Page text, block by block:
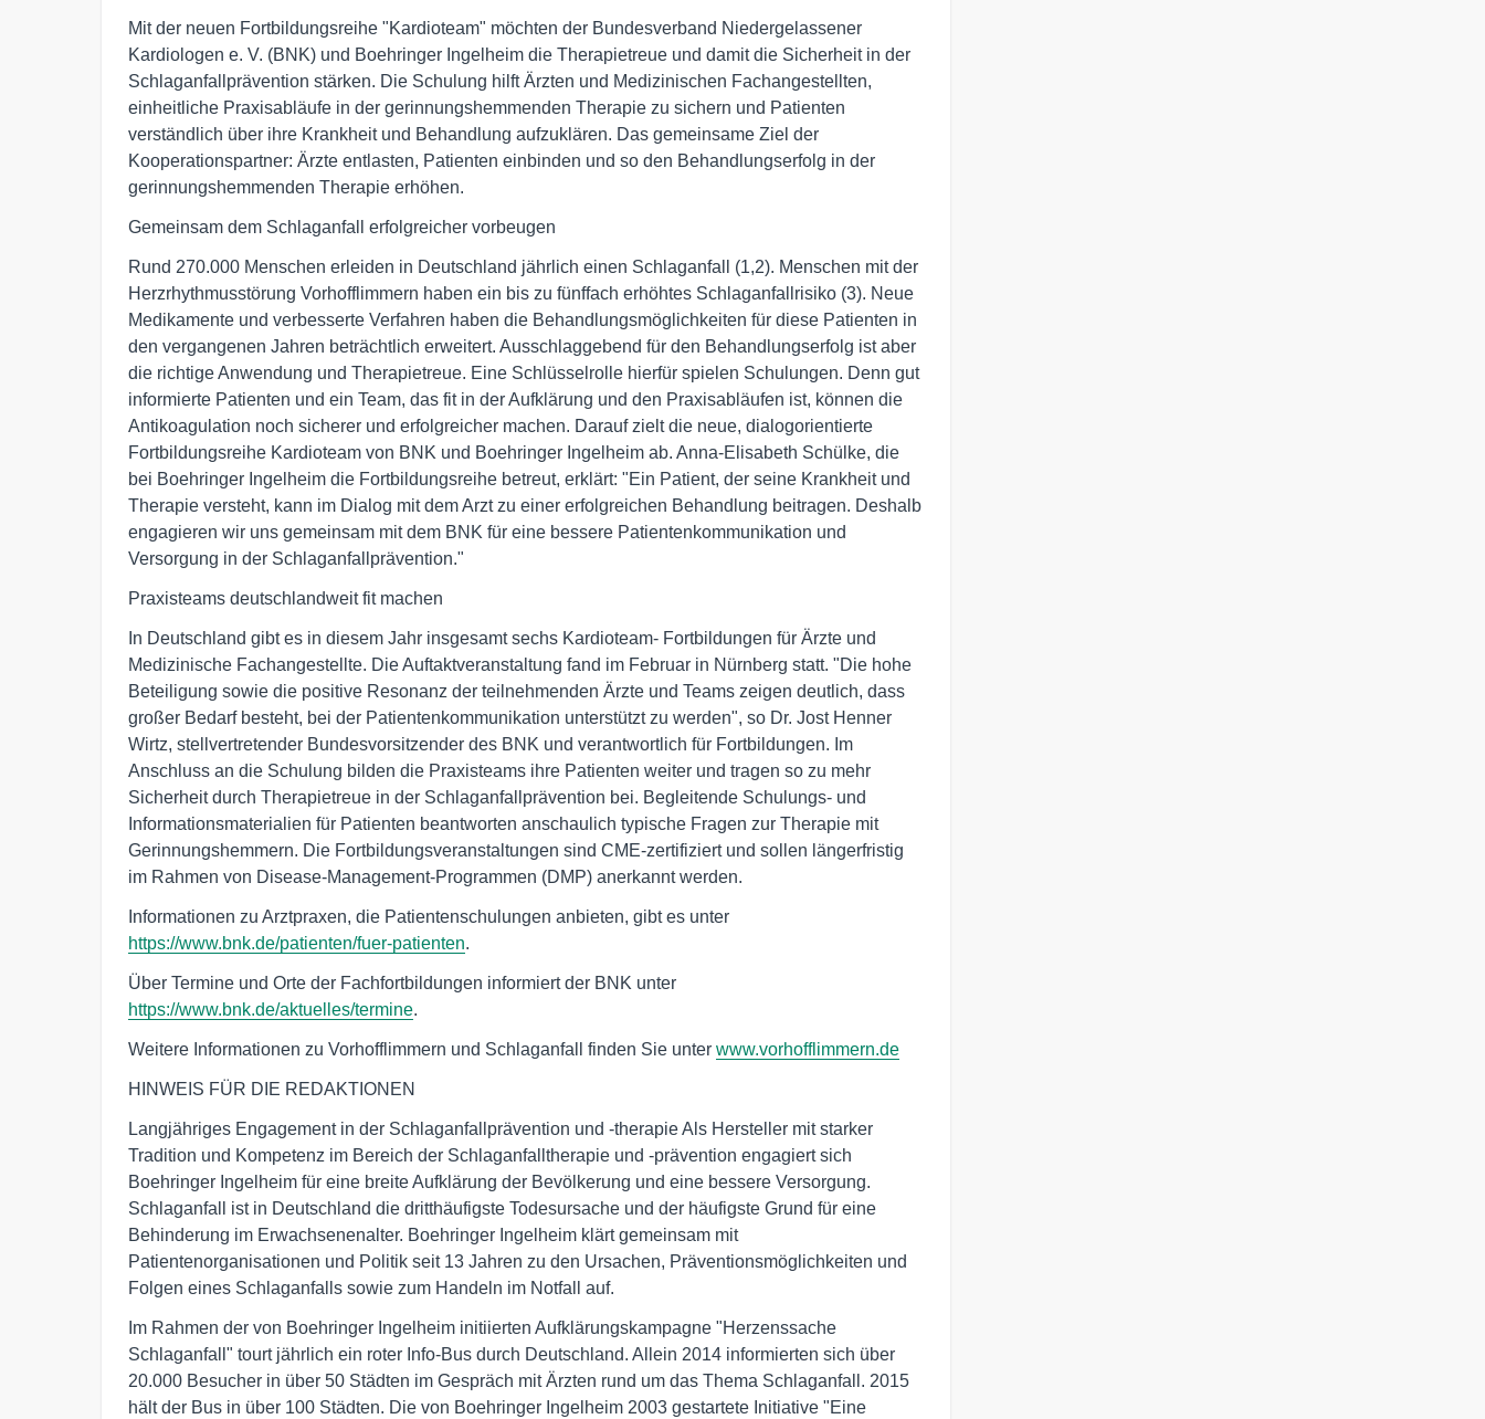
Mit der neuen Fortbildungsreihe "Kardioteam" möchten der Bundesverband Niedergelassener
Kardiologen e. V. (BNK) und Boehringer Ingelheim die Therapietreue und damit die Sicherheit in der
Schlaganfallprävention stärken. Die Schulung hilft Ärzten und Medizinischen Fachangestellten,
einheitliche Praxisabläufe in der gerinnungshemmenden Therapie zu sichern und Patienten
verständlich über ihre Krankheit und Behandlung aufzuklären. Das gemeinsame Ziel der
Kooperationspartner: Ärzte entlasten, Patienten einbinden und so den Behandlungserfolg in der
gerinnungshemmenden Therapie erhöhen.
Gemeinsam dem Schlaganfall erfolgreicher vorbeugen
Rund 270.000 Menschen erleiden in Deutschland jährlich einen Schlaganfall (1,2). Menschen mit der
Herzrhythmusstörung Vorhofflimmern haben ein bis zu fünffach erhöhtes Schlaganfallrisiko (3). Neue
Medikamente und verbesserte Verfahren haben die Behandlungsmöglichkeiten für diese Patienten in
den vergangenen Jahren beträchtlich erweitert. Ausschlaggebend für den Behandlungserfolg ist aber
die richtige Anwendung und Therapietreue. Eine Schlüsselrolle hierfür spielen Schulungen. Denn gut
informierte Patienten und ein Team, das fit in der Aufklärung und den Praxisabläufen ist, können die
Antikoagulation noch sicherer und erfolgreicher machen. Darauf zielt die neue, dialogorientierte
Fortbildungsreihe Kardioteam von BNK und Boehringer Ingelheim ab. Anna-Elisabeth Schülke, die
bei Boehringer Ingelheim die Fortbildungsreihe betreut, erklärt: "Ein Patient, der seine Krankheit und
Therapie versteht, kann im Dialog mit dem Arzt zu einer erfolgreichen Behandlung beitragen. Deshalb
engagieren wir uns gemeinsam mit dem BNK für eine bessere Patientenkommunikation und
Versorgung in der Schlaganfallprävention."
Praxisteams deutschlandweit fit machen
In Deutschland gibt es in diesem Jahr insgesamt sechs Kardioteam- Fortbildungen für Ärzte und
Medizinische Fachangestellte. Die Auftaktveranstaltung fand im Februar in Nürnberg statt. "Die hohe
Beteiligung sowie die positive Resonanz der teilnehmenden Ärzte und Teams zeigen deutlich, dass
großer Bedarf besteht, bei der Patientenkommunikation unterstützt zu werden", so Dr. Jost Henner
Wirtz, stellvertretender Bundesvorsitzender des BNK und verantwortlich für Fortbildungen. Im
Anschluss an die Schulung bilden die Praxisteams ihre Patienten weiter und tragen so zu mehr
Sicherheit durch Therapietreue in der Schlaganfallprävention bei. Begleitende Schulungs- und
Informationsmaterialien für Patienten beantworten anschaulich typische Fragen zur Therapie mit
Gerinnungshemmern. Die Fortbildungsveranstaltungen sind CME-zertifiziert und sollen längerfristig
im Rahmen von Disease-Management-Programmen (DMP) anerkannt werden.
Informationen zu Arztpraxen, die Patientenschulungen anbieten, gibt es unter
https://www.bnk.de/patienten/fuer-patienten.
Über Termine und Orte der Fachfortbildungen informiert der BNK unter
https://www.bnk.de/aktuelles/termine.
Weitere Informationen zu Vorhofflimmern und Schlaganfall finden Sie unter www.vorhofflimmern.de
HINWEIS FÜR DIE REDAKTIONEN
Langjähriges Engagement in der Schlaganfallprävention und -therapie Als Hersteller mit starker
Tradition und Kompetenz im Bereich der Schlaganfalltherapie und -prävention engagiert sich
Boehringer Ingelheim für eine breite Aufklärung der Bevölkerung und eine bessere Versorgung.
Schlaganfall ist in Deutschland die dritthäufigste Todesursache und der häufigste Grund für eine
Behinderung im Erwachsenenalter. Boehringer Ingelheim klärt gemeinsam mit
Patientenorganisationen und Politik seit 13 Jahren zu den Ursachen, Präventionsmöglichkeiten und
Folgen eines Schlaganfalls sowie zum Handeln im Notfall auf.
Im Rahmen der von Boehringer Ingelheim initiierten Aufklärungskampagne "Herzenssache
Schlaganfall" tourt jährlich ein roter Info-Bus durch Deutschland. Allein 2014 informierten sich über
20.000 Besucher in über 50 Städten im Gespräch mit Ärzten rund um das Thema Schlaganfall. 2015
hält der Bus in über 100 Städten. Die von Boehringer Ingelheim 2003 gestartete Initiative "Eine